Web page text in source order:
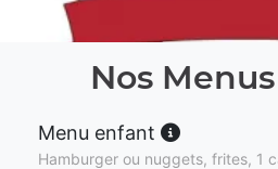
Nos
Menu enfant
Hamburger ou nuggets, frites, 1